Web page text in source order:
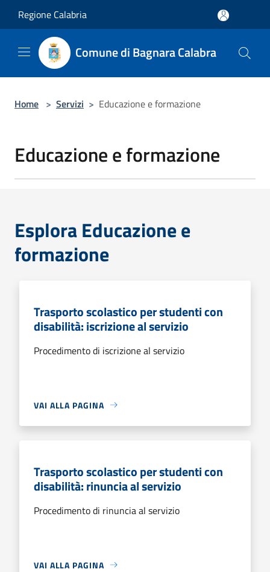
Regione Calabria
Comune di Bagnara Calabra
Home > Servizi > Educazione e formazione
Educazione e formazione
Esplora Educazione e
formazione
Trasporto scolastico per studenti con
disabilità: iscrizione al servizio
Procedimento di iscrizione al servizio
VAI ALLA PAGINA
Trasporto scolastico per studenti con
disabilità: rinuncia al servizio
Procedimento di rinuncia al servizio
VAI ALLA PAGINA